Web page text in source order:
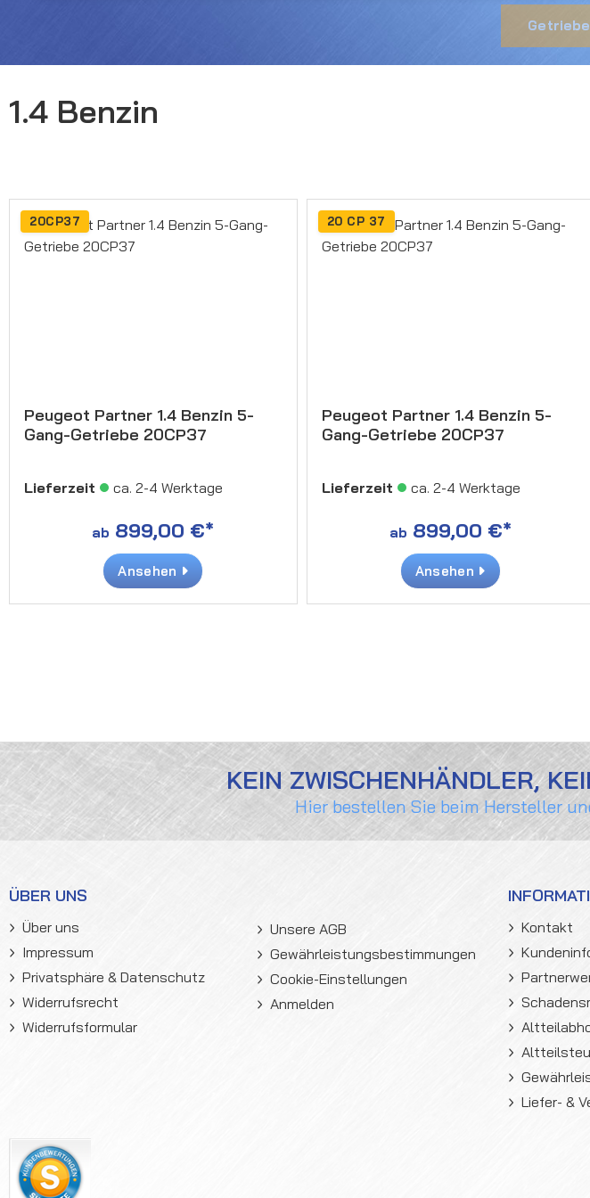
1.4 Benzin
20CP37
Peugeot Partner 1.4 Benzin 5-
Gang-Getriebe 20CP37
Lieferzeit ca. 2-4 Werktage
ab 899,00 €*
Ansehen
20 CP 37
Peugeot Partner 1.4 Benzin 5-
Gang-Getriebe 20CP37
Lieferzeit ca. 2-4 Werktage
ab 899,00 €*
Ansehen
KEIN ZWISCHENHÄNDLER,
Hier bestellen Sie beim Hersteller
ÜBER UNS
Über uns
Impressum
Privatsphäre & Datenschutz
Widerrufsrecht
Widerrufsformular
Unsere AGB
Gewährleistungsbestimmungen
Cookie-Einstellungen
Anmelden
Kontakt
Liefer- &